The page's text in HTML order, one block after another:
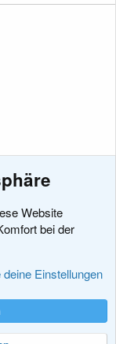
Website
bei der
Einstellungen